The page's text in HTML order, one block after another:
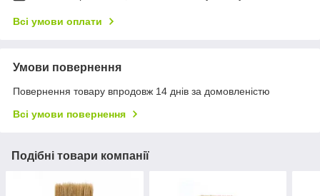
Всі умови оплати
Умови повернення
Повернення товару впродовж 14 днів за домовленістю
Всі умови повернення
Подібні товари компанії